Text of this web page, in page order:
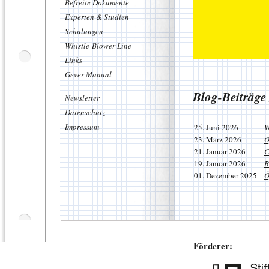
Befreite Dokumente
Experten & Studien
Schulungen
Whistle-Blower-Line
Links
Gever-Manual
Newsletter
Datenschutz
Impressum
Blog-
25. Juni 2026
23. März 2026
21. Januar 2026
19. Januar 2026
01. Dezember 2025
Förderer: